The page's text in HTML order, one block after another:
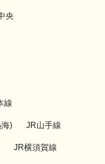
央
線
) JR山手線
JR横須賀線